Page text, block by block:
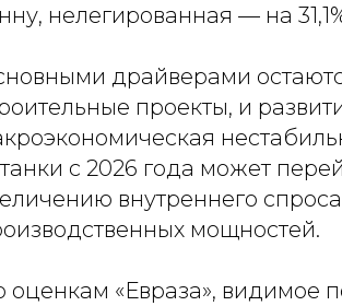
нелегированная — на
драйверами
проекты, и
с 2026 года может
внутреннего
мощностей.
оценкам «Евраза», видимое